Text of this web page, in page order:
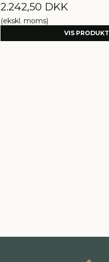
2.242,50 DKK
(ekskl. moms)
VIS PRODUKT